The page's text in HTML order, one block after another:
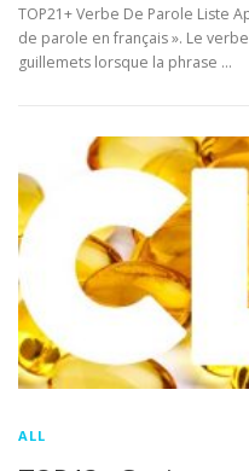
TOP21+ Verbe De Parole Liste
de parole en français ». Le
guillemets lorsque la phrase …
ALL